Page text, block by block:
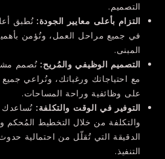
التصميم.
التزام بأعلى معايير الجودة: نُطبق
في جميع مراحل العمل، ونُؤمن
المبنى.
التصميم الوظيفي والمُريح: نُصمم
مع احتياجاتك ورغباتك، ونُراعي جميع
على وظائفية وراحة المساحات.
التوفير في الوقت والتكلفة: نُساعدك
والتكلفة من خلال التخطيط المُحكم
الدقيقة التي تُقلّل من احتمالية
التنفيذ.